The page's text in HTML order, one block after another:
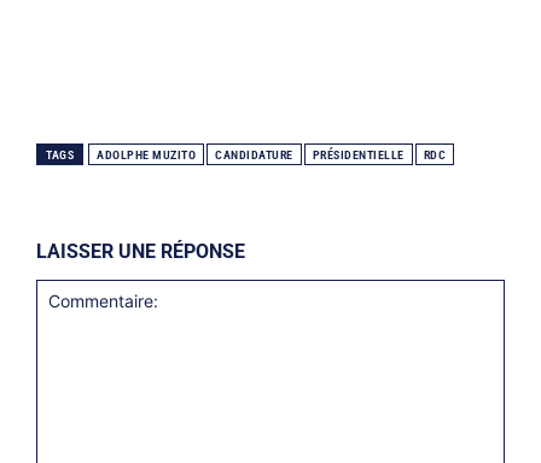
TAGS ADOLPHE MUZITO CANDIDATURE PRÉSIDENTIELLE RDC
LAISSER UNE RÉPONSE